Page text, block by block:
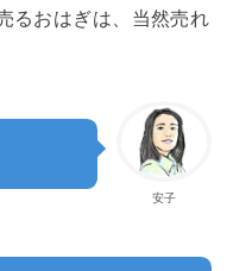
るおはぎは、当然売れ
安子